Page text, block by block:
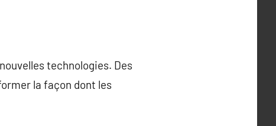
technologies. Des
la façon dont les